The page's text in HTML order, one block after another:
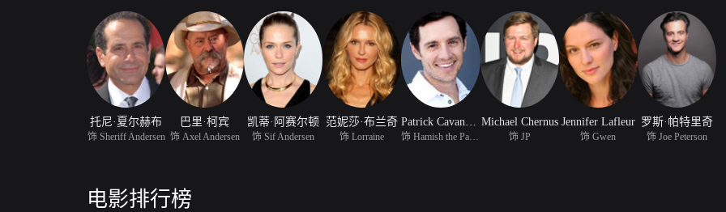
托尼·夏尔赫布
饰 Sheriff Andersen
巴里·柯宾
饰 Axel Andersen
凯蒂·阿赛尔顿
饰 Sif Andersen
范妮莎·布兰奇
饰 Lorraine
Michael Chernus
饰 JP
Jennifer Lafleur
饰 Gwen
罗斯·帕特里奇
饰 Joe Peterson
电影排行榜